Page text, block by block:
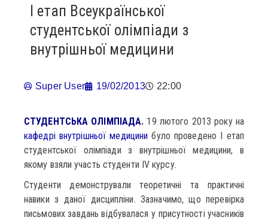
І етап Всеукраїнської
студентської олімпіади з
внутрішньої медицини
Super User 19/02/2013 22:00
СТУДЕНТСЬКА ОЛІМПІАДА. 19 лютого 2013 року на
кафедрі внутрішньої медицини було проведено І етап
студентської олімпіади з внутрішньої медицини, в
якому взяли участь студенти IV курсу.
Студенти демонстрували теоретичні та практичні
навики з даної дисципліни. Зазначимо, що перевірка
письмових завдань відбувалася у присутності учасників